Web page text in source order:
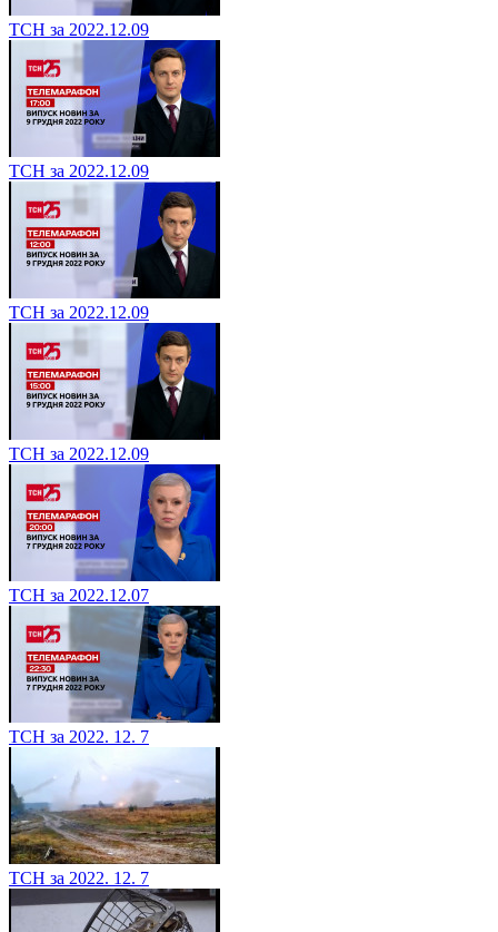
ТСН за 2022.12.09
ТСН за 2022.12.09
ТСН за 2022.12.09
ТСН за 2022.12.09
ТСН за 2022.12.07
ТСН за 2022. 12. 7
ТСН за 2022. 12. 7